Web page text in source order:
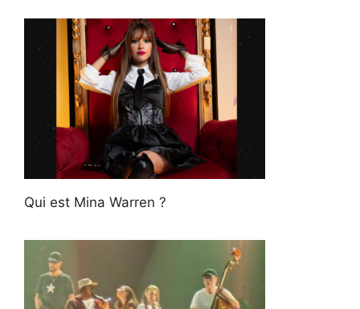
Qui est Mina Warren ?